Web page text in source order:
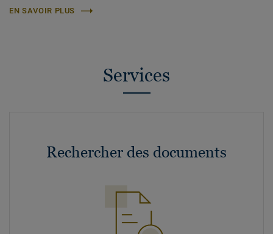
EN SAVOIR PLUS
Services
Rechercher des documents